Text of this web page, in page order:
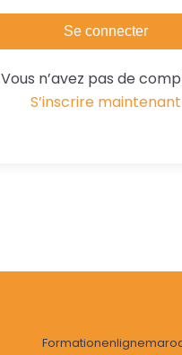
Se connecter
Vous n’avez pas de
S’inscrire maintenant